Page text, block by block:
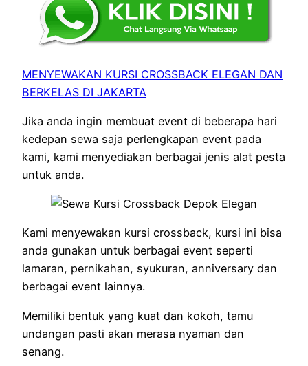
MENYEWAKAN KURSI CROSSBACK ELEGAN DAN
BERKELAS DI JAKARTA
Jika anda ingin membuat event di beberapa hari
kedepan sewa saja perlengkapan event pada
kami, kami menyediakan berbagai jenis alat pesta
untuk anda.
Kami menyewakan kursi crossback, kursi ini bisa
anda gunakan untuk berbagai event seperti
lamaran, pernikahan, syukuran, anniversary dan
berbagai event lainnya.
Memiliki bentuk yang kuat dan kokoh, tamu
undangan pasti akan merasa nyaman dan
senang.